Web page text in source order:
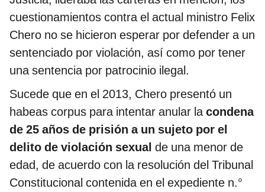
cuestionamientos contra el actual ministro Felix
Chero no se hicieron esperar por defender a un
sentenciado por violación, así como por tener
una sentencia por patrocinio ilegal.
Sucede que en el 2013, Chero presentó un
habeas corpus para intentar anular la condena
de 25 años de prisión a un sujeto por el
delito de violación sexual de una menor de
edad, de acuerdo con la resolución del Tribunal
Constitucional contenida en el expediente n.°